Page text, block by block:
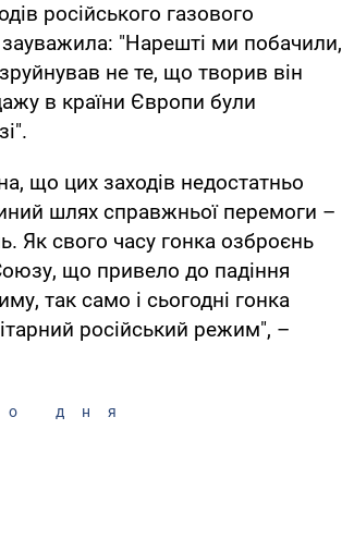
російського газового
"Нарешті ми побачили,
не те, що творив він
в країни Європи були
що цих заходів недостатньо
шлях справжньої перемоги –
Як свого часу гонка озброєнь
що привело до падіння
так само і сьогодні гонка
російський режим", –
дня